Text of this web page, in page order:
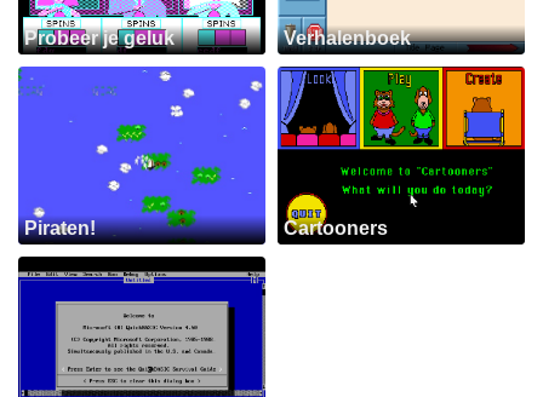
Probeer je geluk Verhalenboek
Piraten! Cartooners